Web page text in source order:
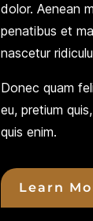
dolor. Aenean
penatibus et
nascetur
Donec quam
eu, pretium
quis enim.
Learn